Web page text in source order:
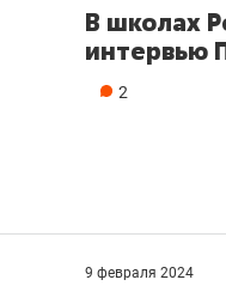
В школах
интервью
2
9 февраля 2024